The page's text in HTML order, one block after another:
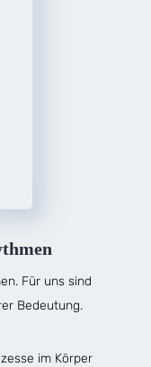
Für uns sind
Bedeutung.
im Körper